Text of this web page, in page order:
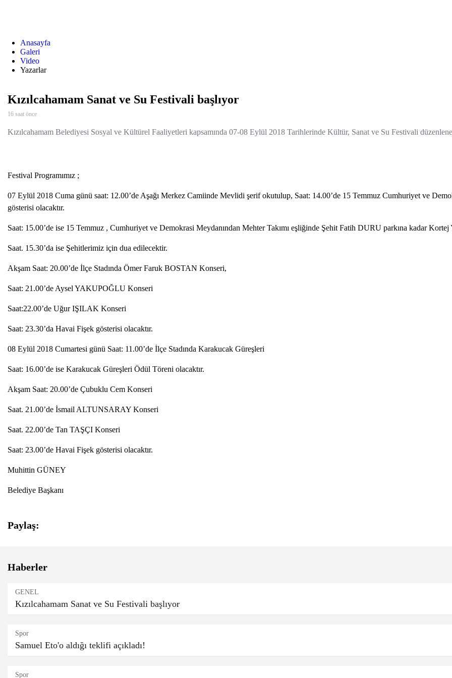
Anasayfa
Galeri
Video
Yazarlar
Kızılcahamam Sanat ve Su Festivali başlıyor
16 saat önce
Kızılcahamam Belediyesi Sosyal ve Kültürel Faaliyetleri kapsamında 07-08 Eylül 2018 Tarihlerinde Kültür, Sanat ve Su Festivali
Festival Programımız ;
07 Eylül 2018 Cuma günü saat: 12.00’de Aşağı Merkez Camiinde Mevlidi şerif okutulup, Saat: 14.00’de 15 Temmuz Cumhuriyet ve
gösterisi olacaktır.
Saat: 15.00’de ise 15 Temmuz , Cumhuriyet ve Demokrasi Meydanından Mehter Takımı eşliğinde Şehit Fatih DURU parkına kadar Kortej
Saat. 15.30’da ise Şehitlerimiz için dua edilecektir.
Akşam Saat: 20.00’de İlçe Stadında Ömer Faruk BOSTAN Konseri,
Saat: 21.00’de Aysel YAKUPOĞLU Konseri
Saat:22.00’de Uğur IŞILAK Konseri
Saat: 23.30’da Havai Fişek gösterisi olacaktır.
08 Eylül 2018 Cumartesi günü Saat: 11.00’de İlçe Stadında Karakucak Güreşleri
Saat: 16.00’de ise Karakucak Güreşleri Ödül Töreni olacaktır.
Akşam Saat: 20.00’de Çubuklu Cem Konseri
Saat. 21.00’de İsmail ALTUNSARAY Konseri
Saat. 22.00’de Tan TAŞÇI Konseri
Saat: 23.00’de Havai Fişek gösterisi olacaktır.
Muhittin GÜNEY
Belediye Başkanı
Paylaş:
Haberler
GENEL
Kızılcahamam Sanat ve Su Festivali başlıyor
Spor
Samuel Eto'o aldığı teklifi açıkladı!
Spor